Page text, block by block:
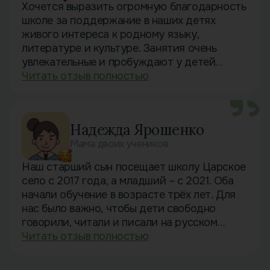
Хочется выразить огромную благодарность
школе за поддержание в наших детях
живого интереса к родному языку,
литературе и культуре. Занятия очень
увлекательные и пробуждают у детей
творческий подход к изучению материала.
учителям. Спасибо им за их нелегкий, но
благодарный труд!
Семья Мачула
Читать отзыв полностью
Надежда Ярошенко
Наш старший сын посещает школу Царское
село с 2017 года, а младший – с 2021. Оба
начали обучение в возрасте трёх лет. Для
нас было важно, чтобы дети свободно
говорили, читали и писали на русском
языке, и без школьного образования
Читать отзыв полностью